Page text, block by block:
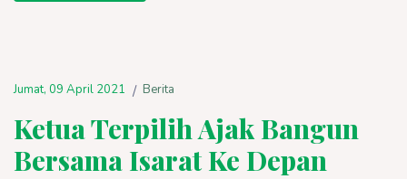
Jumat, 09 April 2021 / Berita
Ketua Terpilih Ajak Bangun
Bersama Isarat Ke Depan